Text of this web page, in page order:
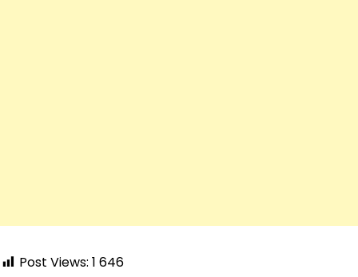
Post Views: 1 646